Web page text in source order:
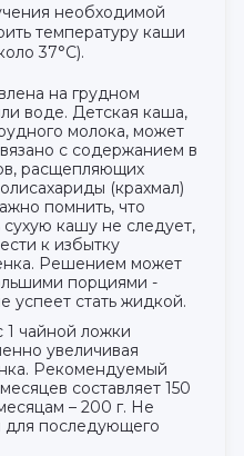
необходимой
температуру каши
37°С).
на грудном
воде. Детская каша,
молока, может
с содержанием в
расщепляющих
(крахмал)
помнить, что
кашу не следует,
к избытку
Решением может
порциями -
успеет стать жидкой.
1 чайной ложки
увеличивая
Рекомендуемый
составляет 150
– 200 г. Не
для последующего